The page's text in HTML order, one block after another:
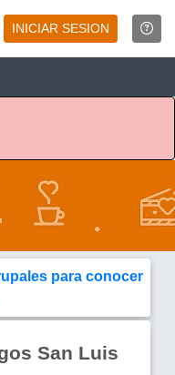
INICIAR SESION
para conocer
San Luis